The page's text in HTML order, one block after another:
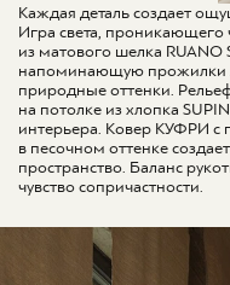
Каждая деталь создает
Игра света, проникающего
из матового шелка RUANO
напоминающую прожилки
природные оттенки.
на потолке из хлопка
интерьера. Ковер КУФРИ с
в песочном оттенке
пространство. Баланс
чувство сопричастности.